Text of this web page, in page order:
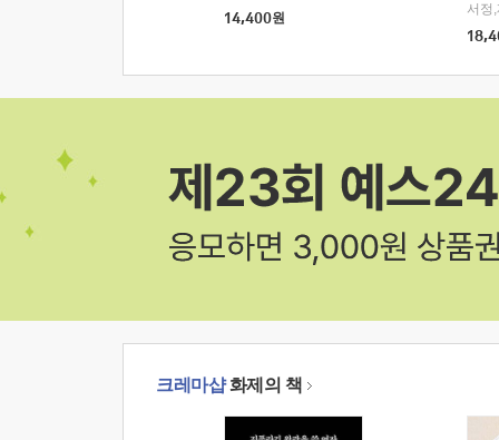
14,400원
크레마샵화제의 책